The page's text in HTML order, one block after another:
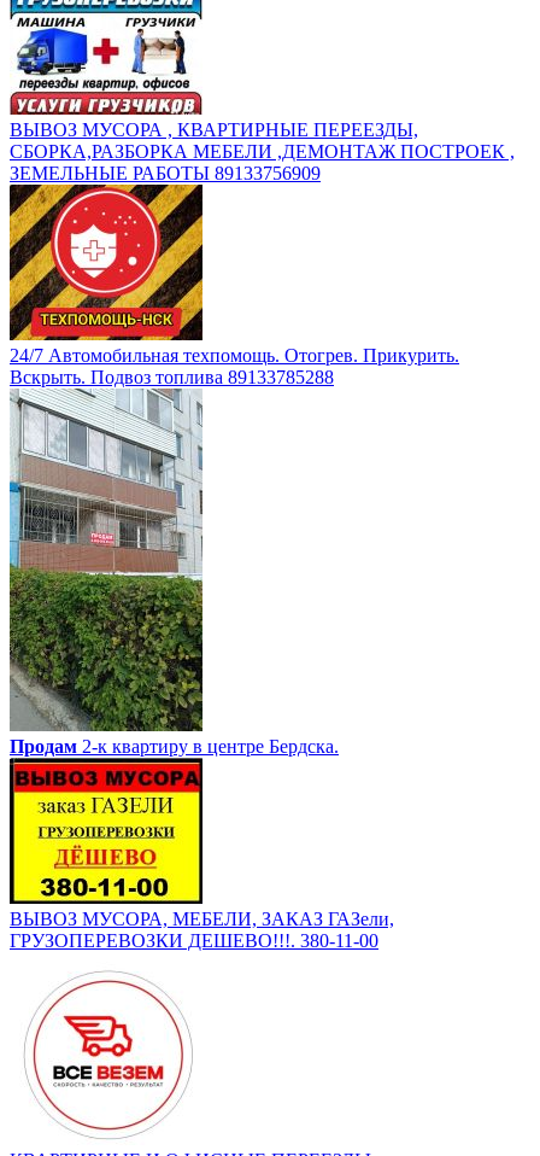
ВЫВОЗ МУСОРА , КВАРТИРНЫЕ ПЕРЕЕЗДЫ,
СБОРКА,РАЗБОРКА МЕБЕЛИ ,ДЕМОНТАЖ ПОСТРОЕК ,
ЗЕМЕЛЬНЫЕ РАБОТЫ 89133756909
24/7 Автомобильная техпомощь. Отогрев. Прикурить.
Вскрыть. Подвоз топлива 89133785288
Продам 2-к квартиру в центре Бердска.
ВЫВОЗ МУСОРА, МЕБЕЛИ, ЗАКАЗ ГАЗели,
ГРУЗОПЕРЕВОЗКИ ДЕШЕВО!!!. 380-11-00